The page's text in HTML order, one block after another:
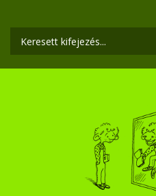
tartalomra
Keresés